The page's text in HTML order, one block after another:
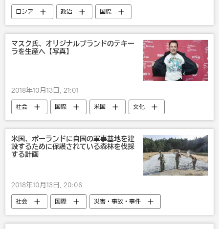
ロシア 政治
国際
シンガポール
国内
ウラジーミル・プーチン
安倍晋三
露日関係
マスク氏、オリジナルブランドのテキー
ラを生産へ【写真】
2018年10月13日, 21:01
社会 国際 米国
文化
エンタメ
イーロン・マスク
Tesla
おもしろい
びっくり
米国、ポーランドに自国の軍事基地を建
設するために保護されている森林を伐採
する計画
2018年10月13日, 20:06
社会 国際
災害・事故・事件
米国
欧州
ポーランド